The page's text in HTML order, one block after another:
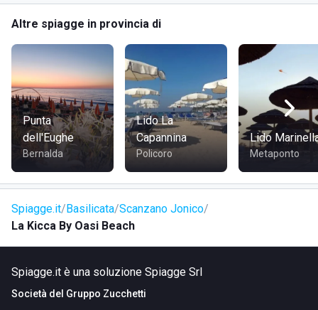
COME RAGGIUNGERE LA KICCA BY OASI BEACH
La struttura balneare si trova in Via Bari a Scanzano
Jonico, precisamente sulla spiaggia diTerzo Cavone ,
nascosta dietro le dune di sabbia e l'affascinante macchia
mediterranea. Nelle vicinanze, si può visitare un museo
archeologico. Lo stabilimento è raggiungibile in auto,
permettendo un accesso diretto alla spiaggia senza alcun
problema.
Altre spiagge in provincia di
Punta
dell'Eughe
Bernalda
Lido La
Capannina
Policoro
Lido
Metaponto
Spiagge.it Basilicata Scanzano Jonico
La Kicca By Oasi Beach
Spiagge.it è una soluzione Spiagge Srl
Società del Gruppo Zucchetti